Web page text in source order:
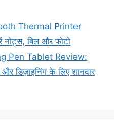
Thermal Printer
बिल और फोटो
Pen Tablet Review:
डिज़ाइनिंग के लिए शानदार